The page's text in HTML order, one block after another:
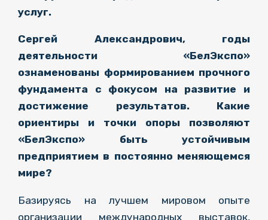
услуг.
Сергей Александрович, годы
деятельности «БелЭкспо»
ознаменованы формированием прочного
фундамента с фокусом на развитие и
достижение результатов. Какие
ориентиры и точки опоры позволяют
«БелЭкспо» быть устойчивым
предприятием в постоянно меняющемся
мире?
Базируясь на лучшем мировом опыте
организации международных выставок,